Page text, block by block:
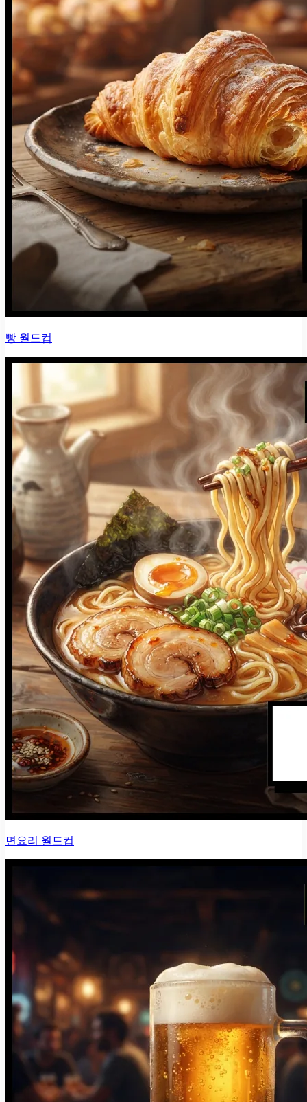
빵 월드컵
면요리 월드컵